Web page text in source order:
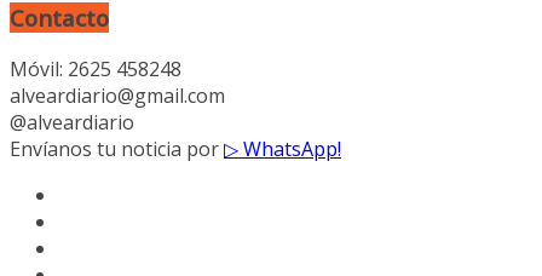
Contacto
Móvil: 2625 458248
alveardiario@gmail.com
@alveardiario
Envíanos tu noticia por▷ WhatsApp!